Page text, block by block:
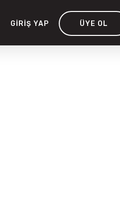
GIRIŞ YAP ÜYE OL